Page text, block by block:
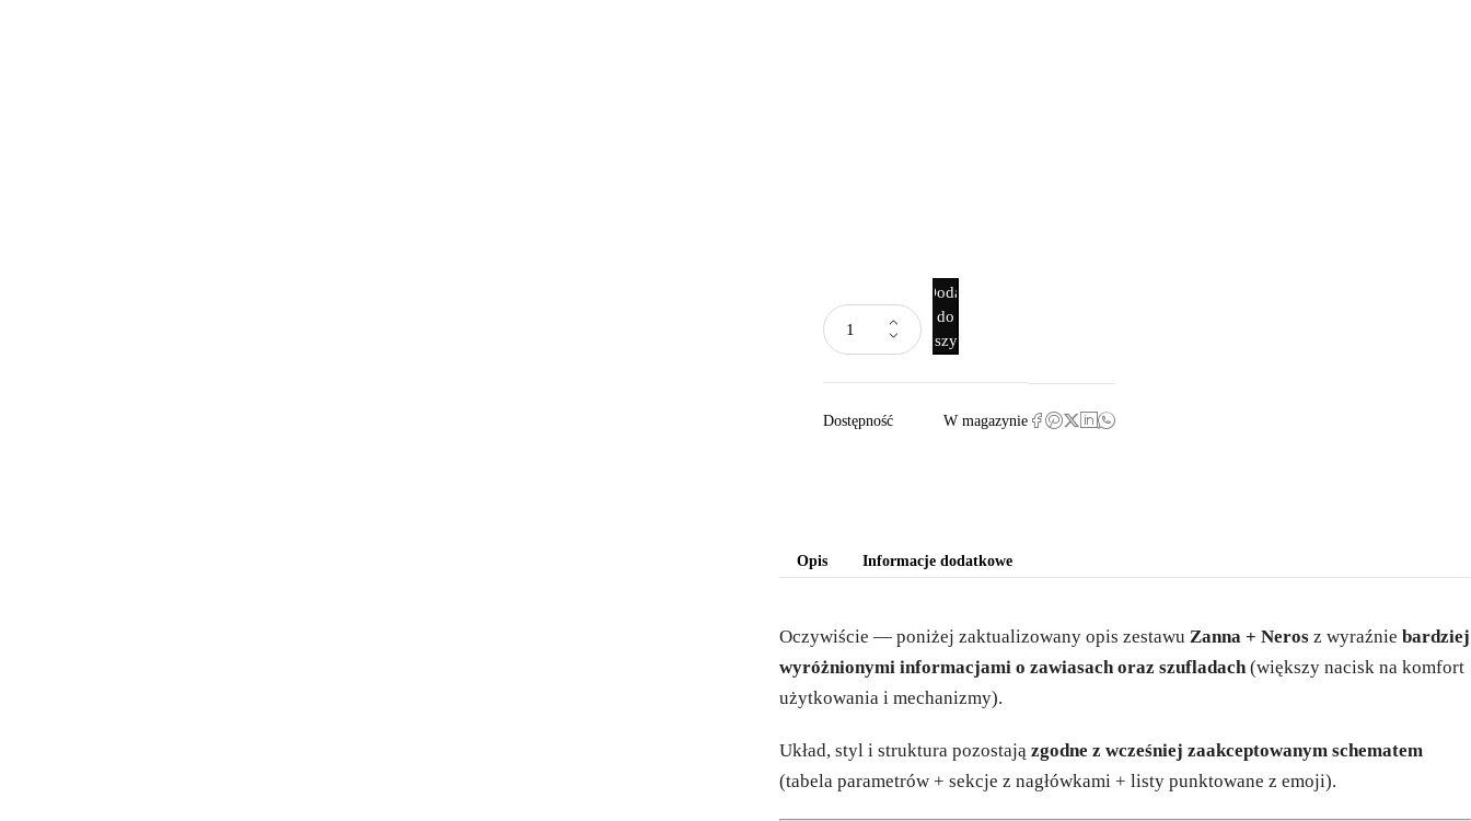
Dodaj
do
koszyka
Dostępność W magazynie
Opis Informacje dodatkowe
Oczywiście — poniżej zaktualizowany opis zestawu Zanna + Neros z wyraźniebardziej
wyróżnionymi informacjami o zawiasach oraz szufladach (większy nacisk na komfort
użytkowania i mechanizmy).
Układ, styl i struktura pozostajązgodne z wcześniej zaakceptowanym schematem
(tabela parametrów + sekcje z nagłówkami + listy punktowane z emoji).